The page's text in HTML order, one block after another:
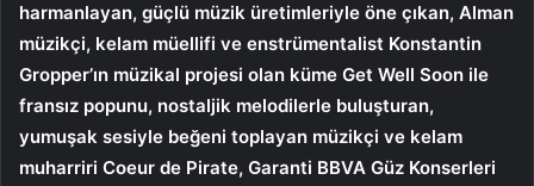
harmanlayan, güçlü müzik üretimleriyle öne çıkan, Alman
müzikçi, kelam müellifi ve enstrümentalist Konstantin
Gropper’ın müzikal projesi olan küme Get Well Soon ile
fransız popunu, nostaljik melodilerle buluşturan,
yumuşak sesiyle beğeni toplayan müzikçi ve kelam
muharriri Coeur de Pirate, Garanti BBVA Güz Konserleri